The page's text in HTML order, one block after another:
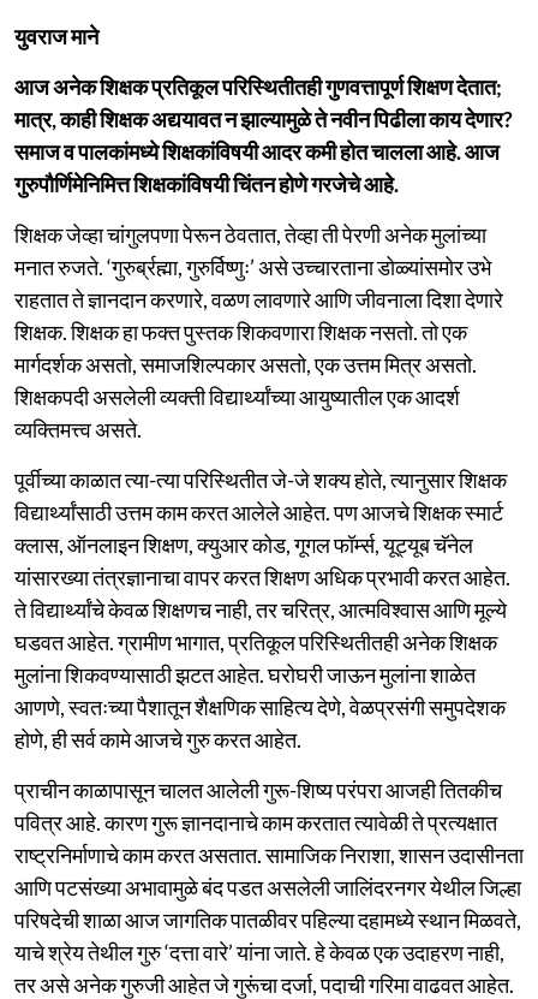
युवराज माने
आज अनेक शिक्षक प्रतिकूल परिस्थितीतही गुणवत्तापूर्ण शिक्षण देतात;
मात्र, काही शिक्षक अद्ययावत न झाल्यामुळे ते नवीन पिढीला काय देणार?
समाज व पालकांमध्ये शिक्षकांविषयी आदर कमी होत चालला आहे. आज
गुरुपौर्णिमेनिमित्त शिक्षकांविषयी चिंतन होणे गरजेचे आहे.
शिक्षक जेव्हा चांगुलपणा पेरून ठेवतात, तेव्हा ती पेरणी अनेक मुलांच्या
मनात रुजते. ‘गुरुर्ब्रह्मा, गुरुर्विष्णुः’ असे उच्चारताना डोळ्यांसमोर उभे
राहतात ते ज्ञानदान करणारे, वळण लावणारे आणि जीवनाला दिशा देणारे
शिक्षक. शिक्षक हा फक्त पुस्तक शिकवणारा शिक्षक नसतो. तो एक
मार्गदर्शक असतो, समाजशिल्पकार असतो, एक उत्तम मित्र असतो.
शिक्षकपदी असलेली व्यक्ती विद्यार्थ्यांच्या आयुष्यातील एक आदर्श
व्यक्तिमत्त्व असते.
पूर्वीच्या काळात त्या-त्या परिस्थितीत जे-जे शक्य होते, त्यानुसार शिक्षक
विद्यार्थ्यांसाठी उत्तम काम करत आलेले आहेत. पण आजचे शिक्षक स्मार्ट
क्लास, ऑनलाइन शिक्षण, क्युआर कोड, गूगल फॉर्म्स, यूट्यूब चॅनेल
यांसारख्या तंत्रज्ञानाचा वापर करत शिक्षण अधिक प्रभावी करत आहेत.
ते विद्यार्थ्यांचे केवळ शिक्षणच नाही, तर चरित्र, आत्मविश्वास आणि मूल्ये
घडवत आहेत. ग्रामीण भागात, प्रतिकूल परिस्थितीतही अनेक शिक्षक
मुलांना शिकवण्यासाठी झटत आहेत. घरोघरी जाऊन मुलांना शाळेत
आणणे, स्वतःच्या पैशातून शैक्षणिक साहित्य देणे, वेळप्रसंगी समुपदेशक
होणे, ही सर्व कामे आजचे गुरु करत आहेत.
प्राचीन काळापासून चालत आलेली गुरू-शिष्य परंपरा आजही तितकीच
पवित्र आहे. कारण गुरू ज्ञानदानाचे काम करतात त्यावेळी ते प्रत्यक्षात
राष्ट्रनिर्माणाचे काम करत असतात. सामाजिक निराशा, शासन उदासीनता
आणि पटसंख्या अभावामुळे बंद पडत असलेली जालिंदरनगर येथील जिल्हा
परिषदेची शाळा आज जागतिक पातळीवर पहिल्या दहामध्ये स्थान मिळवते,
याचे श्रेय तेथील गुरु ‘दत्ता वारे’ यांना जाते. हे केवळ एक उदाहरण नाही,
तर असे अनेक गुरुजी आहेत जे गुरूंचा दर्जा, पदाची गरिमा वाढवत आहेत.